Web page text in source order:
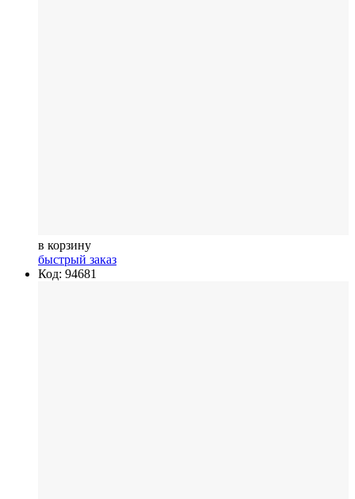
в корзину
быстрый заказ
Код: 94681